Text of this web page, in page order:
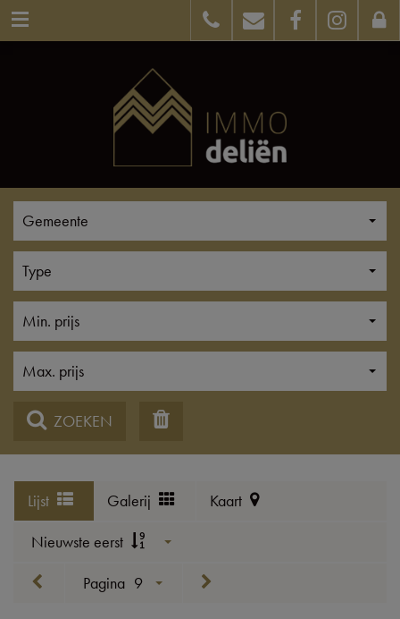
Gemeente
Type
Min. prijs
Max. prijs
ZOEKEN
Galerij
Lijst
Kaart
Nieuwste eerst
Pagina 9